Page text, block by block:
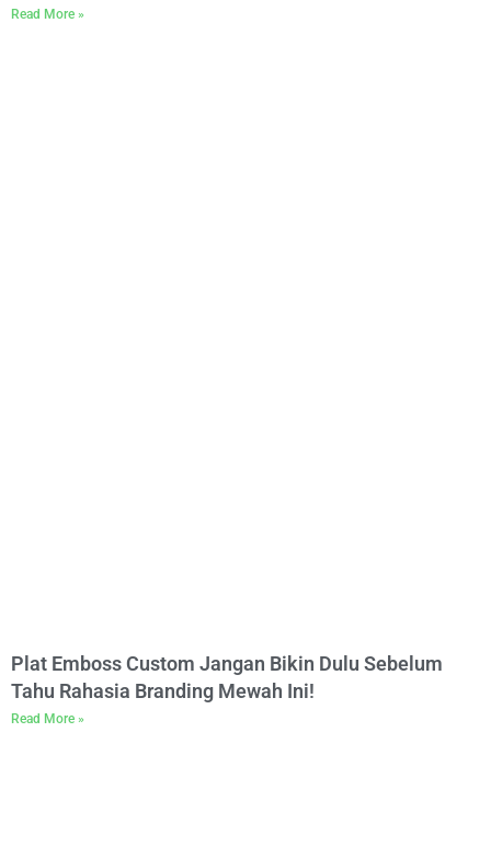
Read More »
Plat Emboss Custom Jangan Bikin Dulu Sebelum
Tahu Rahasia Branding Mewah Ini!
Read More »